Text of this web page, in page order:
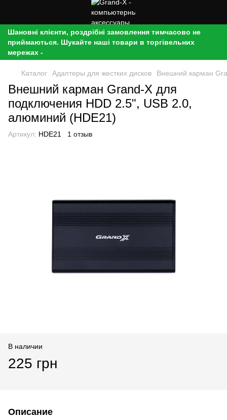
Шановні клієнти, роздрібні замовлення тимчасово не
приймаються. Шукайте наші товари в торгівельних
мережах -
Каталог Адаптеры для жестких дисков Внешний карман
Внешний карман Grand-X для
подключения HDD 2.5", USB 2.0,
алюминий (HDE21)
Артикул: HDE21 1 отзыв
В наличии
225 грн
Описание